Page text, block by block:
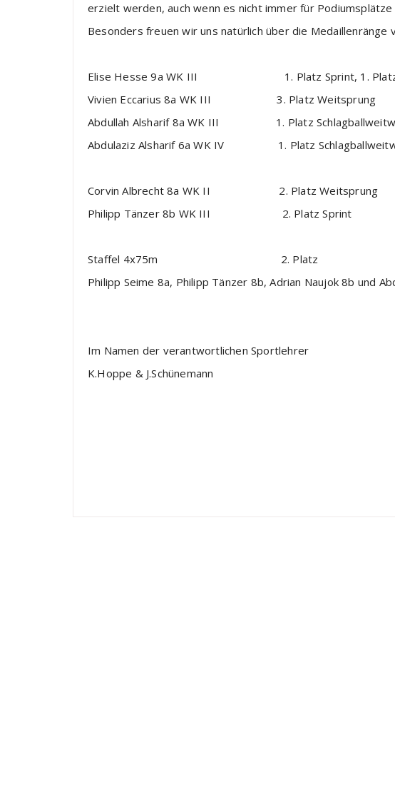
erzielt werden, auch wenn es nicht immer für Podiumsplätze
Besonders freuen wir uns natürlich über die Medaillenränge
Elise Hesse 9a WK III 1. Platz Sprint, 1. Platz
Vivien Eccarius 8a WK III 3. Platz Weitsprung
Abdullah Alsharif 8a WK III 1. Platz
Abdulaziz Alsharif 6a WK IV 1. Platz
Corvin Albrecht 8a WK II 2. Platz Weitsprung
Philipp Tänzer 8b WK III 2. Platz Sprint
Staffel 4x75m 2. Platz
Philipp Seime 8a, Philipp Tänzer 8b, Adrian Naujok 8b und
Im Namen der verantwortlichen Sportlehrer
K.Hoppe & J.Schünemann